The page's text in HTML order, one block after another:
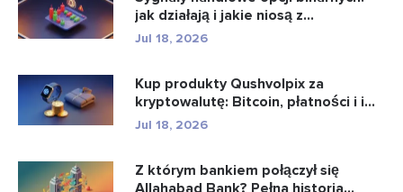
jak działają i jakie niosą z...
Jul 18, 2026
Kup produkty Qushvolpix za
kryptowalutę: Bitcoin, płatności i i...
Jul 18, 2026
Z którym bankiem połączył się
Allahabad Bank? Pełna historia...